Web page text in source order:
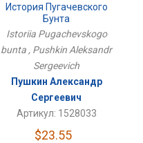
История Пугачевского
Бунта
Istoriia Pugachevskogo
bunta , Pushkin Aleksandr
Sergeevich
Пушкин Александр
Сергеевич
Артикул: 1528033
$23.55